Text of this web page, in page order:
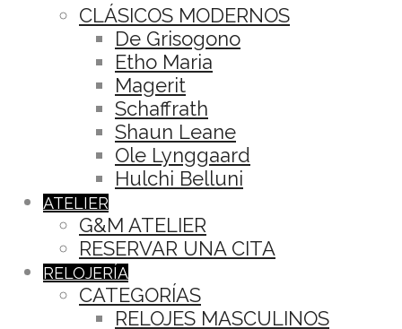
CLÁSICOS MODERNOS
De Grisogono
Etho Maria
Magerit
Schaffrath
Shaun Leane
Ole Lynggaard
Hulchi Belluni
ATELIER
G&M ATELIER
RESERVAR UNA CITA
RELOJERÍA
CATEGORÍAS
RELOJES MASCULINOS